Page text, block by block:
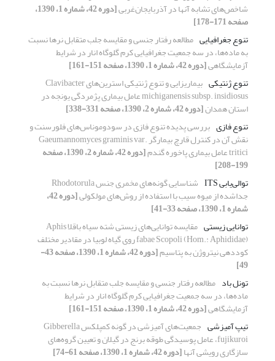
شاخص‌های تشابه آنها در آذربایجان‌غربی [دوره 42، شماره 1، 1390،
صفحه 171-178]
تنوع جغرافیایی مطالعه رفتار جنسی و مقایسه جلب متقابل نرها نسبت
به ماده‌ها، در سه جمعیت جغرافیایی کرم گلوگاه انار در شرایط
آزمایشگاهی[دوره 42، شماره 1، 1390، صفحه 151-161]
تنوع ژنتیکی
بیماریزایی و تنوع ژنتیکی استرین‌های Clavibacter
michiganensis subsp. insidiosus عامل بیماری پژمردگی یونجه در
استان همدان[دوره 42، شماره 2، 1390، صفحه 331-338]
تنوع فازی بررسی پدیده تنوع فازی در سودوموناس‌های فلورسنت و
نقش آن در کنترل قارچ بیمارگر Gaeumannomyces graminis var.
tritici عامل بیماری پاخوره گندم [دوره 42، شماره 2، 1390، صفحه
199-208]
توالی‌یابی ITS
شناسایی گونه‌های مخمری جنس Rhodotorula
جداشده از میوه سیب با استفاده از روش‌های مولکولی [دوره 42،
شماره 1، 1390، صفحه 33-41]
توانایی زیستی
مقایسه توانایی‌های زیستی شته سیاه باقلا Aphis
fabae Scopoli (Hom.: Aphididae) روی گیاه لوبیا در مقادیر مختلف
کوددهی نیتروژن به پتاسیم [دوره 42، شماره 1، 1390، صفحه 43-
49]
تونل باد مطالعه رفتار جنسی و مقایسه جلب متقابل نرها نسبت به
ماده‌ها، در سه جمعیت جغرافیایی کرم گلوگاه انار در شرایط
آزمایشگاهی[دوره 42، شماره 1، 1390، صفحه 151-161]
تیپ آمیزشی
جمعیت‌های آمیزشی در ‌گونه کمپلکس Gibberella
fujikuroi، عامل پوسیدگی طوقه برنج در گیلان و تعیین گروه‌های
سازگاری رویشی آنها[دوره 42، شماره 1، 1390، صفحه 61-74]